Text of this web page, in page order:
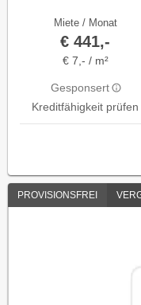
Miete / Monat
€ 441,-
€ 7,- / m²
Gesponsert
Kreditfähigkeit prüfen
PROVISIONSFREI